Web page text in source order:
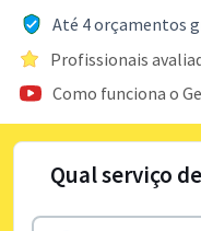
Até 4 orçamentos
Profissionais
Como funciona o
Qual serviço